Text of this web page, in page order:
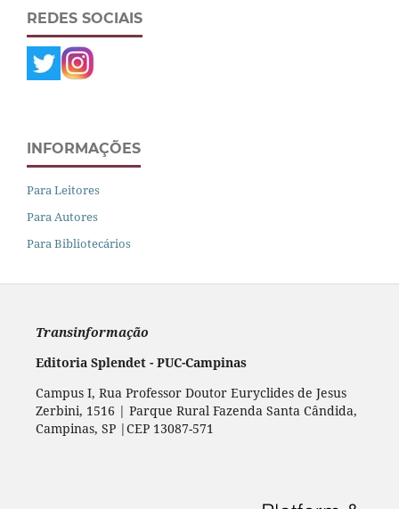
REDES SOCIAIS
INFORMAÇÕES
Para Leitores
Para Autores
Para Bibliotecários
Transinformação
Editoria Splendet - PUC-Campinas
Campus I, Rua Professor Doutor Euryclides de Jesus
Zerbini, 1516 | Parque Rural Fazenda Santa Cândida,
Campinas, SP |CEP 13087-571